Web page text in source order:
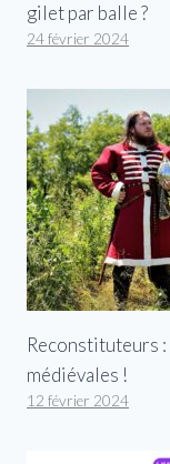
gilet par balle ?
24 février 2024
Reconstituteurs
médiévales !
12 février 2024